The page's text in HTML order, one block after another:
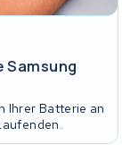
Ihrer Batterie an